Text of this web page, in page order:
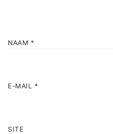
NAAM *
E-MAIL *
SITE